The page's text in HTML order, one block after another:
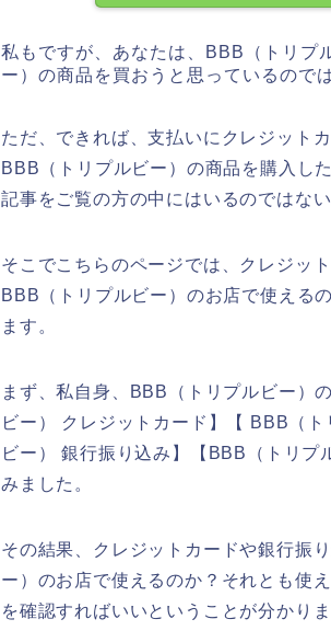
私もですが、あなたは、BBB（トリプ
ー）の商品を買おうと思っているので
ただ、できれば、支払いにクレジット
BBB（トリプルビー）の商品を購入し
記事をご覧の方の中にはいるのではな
そこでこちらのページでは、クレジッ
BBB（トリプルビー）のお店で使える
ます。
まず、私自身、BBB（トリプルビー）
ビー） クレジットカード】【 BBB（
ビー） 銀行振り込み】【BBB（トリプ
みました。
その結果、クレジットカードや銀行振
ー）のお店で使えるのか？それとも使
を確認すればいいということが分かりま